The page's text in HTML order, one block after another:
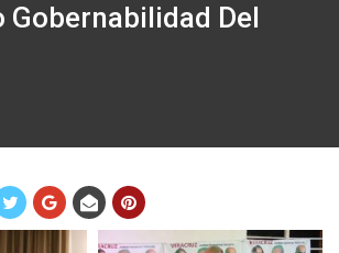
Gobernabilidad Del